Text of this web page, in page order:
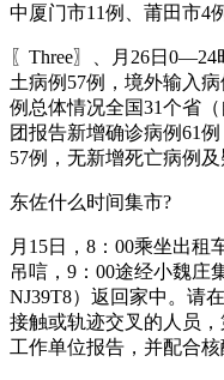
中厦门市11例、莆田市4
〖Three〗、月26日
土病例57例，境外输入
例总体情况全国31个省
团报告新增确诊病例61
57例，无新增死亡病例及
东佐什么时间集市?
月15日，8：00乘坐出租
吊唁，9：00途经小魏庄
NJ39T8）返回家中。请
接触或轨迹交叉的人员
工作单位报告，并配合